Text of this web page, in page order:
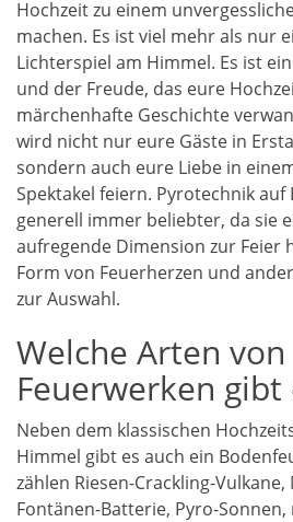
Hochzeit zu einem
machen. Es ist viel mehr als nur
Lichterspiel am Himmel. Es ist
und der Freude, das eure
märchenhafte Geschichte
wird nicht nur eure Gäste in
sondern auch eure Liebe in
Spektakel feiern. Pyrotechnik auf
generell immer beliebter, da sie
aufregende Dimension zur Feier
Form von Feuerherzen und
zur Auswahl.
Welche Arten von
Feuerwerken gibt
Neben dem klassischen
Himmel gibt es auch ein
zählen Riesen-Crackling-
Fontänen-Batterie, Pyro-